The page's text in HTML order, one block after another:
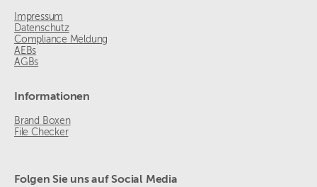
Impressum
Datenschutz
Compliance Meldung
AEBs
AGBs
Informationen
Brand Boxen
File Checker
Folgen Sie uns auf Social Media